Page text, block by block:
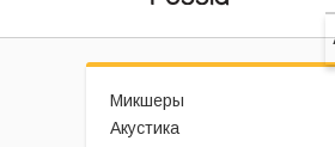
Микшеры
Акустика